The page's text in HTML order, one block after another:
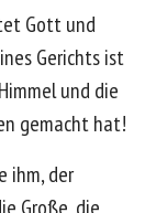
Gott und
Gerichts ist
und die
gemacht hat!
ihm, der